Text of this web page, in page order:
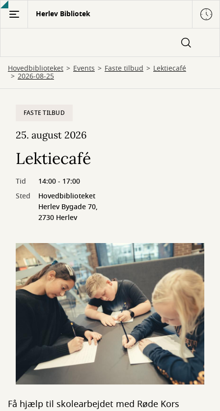
Gå
hovedindhold
Herlev Bibliotek
Hovedbiblioteket Events Faste tilbud Lektiecafé
2026-08-25
FASTE TILBUD
25. august 2026
Lektiecafé
Tid
14:00 - 17:00
Sted
Hovedbiblioteket
Herlev Bygade 70,
2730 Herlev
Få hjælp til skolearbejdet med Røde Kors